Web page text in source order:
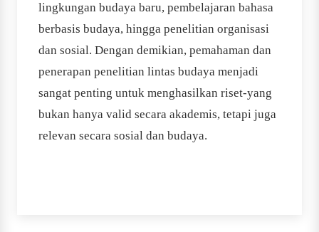
lingkungan budaya baru, pembelajaran bahasa
berbasis budaya, hingga penelitian organisasi
dan sosial. Dengan demikian, pemahaman dan
penerapan penelitian lintas budaya menjadi
sangat penting untuk menghasilkan riset-yang
bukan hanya valid secara akademis, tetapi juga
relevan secara sosial dan budaya.